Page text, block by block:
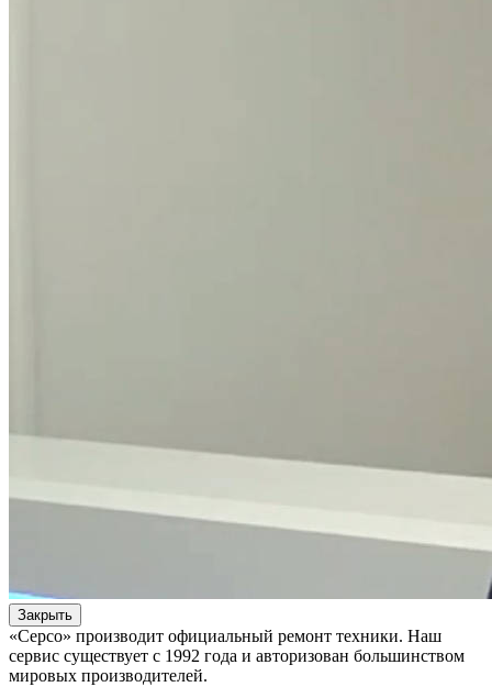
Закрыть
«Серсо» производит официальный ремонт техники. Наш
сервис существует с 1992 года и авторизован большинством
мировых производителей.